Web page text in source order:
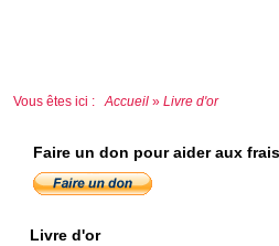
Vous êtes ici : Accueil » Livre d'or
Faire un don pour aider aux
Livre d'or